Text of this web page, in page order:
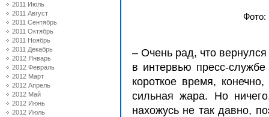
2011 Июль
2011 Август
2011 Сентябрь
2011 Октябрь
2011 Ноябрь
2011 Декабрь
2012 Январь
2012 Февраль
2012 Март
2012 Апрель
2012 Май
2012 Июнь
2012 Июль
Фото:
– Очень рад, что вернулся
в интервью пресс-
короткое время,
сильная жара. Но
нахожусь не так давно,